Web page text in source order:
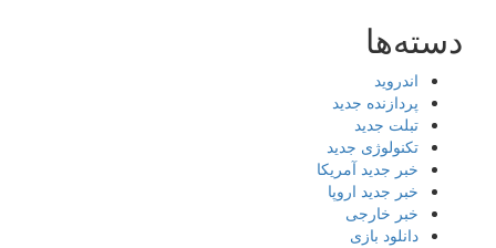
دسته‌ها
اندروید
پردازنده جدید
تبلت جدید
تکنولوژی جدید
خبر جدید آمریکا
خبر جدید اروپا
خبر خارجی
دانلود بازی